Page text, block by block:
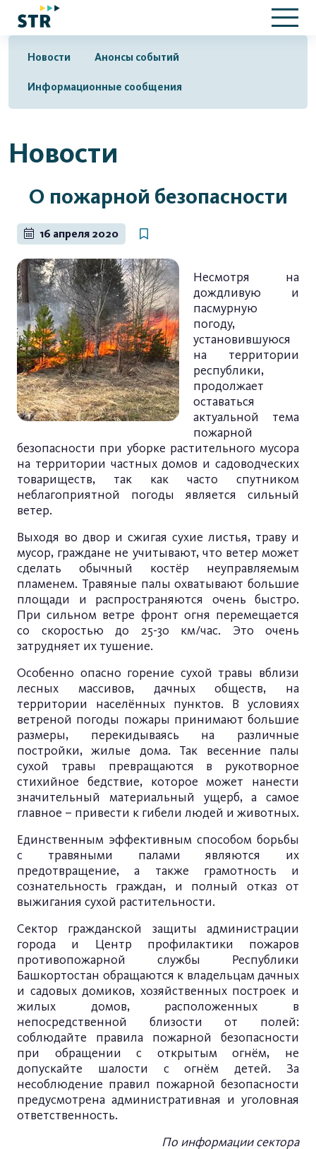
Новости Анонсы событий
Информационные сообщения
Новости
О пожарной безопасности
16 апреля 2020
Несмотря на
дождливую и
пасмурную
погоду,
установившуюся
на территории
республики,
продолжает
оставаться
актуальной тема
пожарной
безопасности при уборке растительного мусора
на территории частных домов и садоводческих
товариществ, так как часто спутником
неблагоприятной погоды является сильный
ветер.
Выходя во двор и сжигая сухие листья, траву и
мусор, граждане не учитывают, что ветер может
сделать обычный костёр неуправляемым
пламенем. Травяные палы охватывают большие
площади и распространяются очень быстро.
При сильном ветре фронт огня перемещается
со скоростью до 25-30 км/час. Это очень
затрудняет их тушение.
Особенно опасно горение сухой травы вблизи
лесных массивов, дачных обществ, на
территории населённых пунктов. В условиях
ветреной погоды пожары принимают большие
размеры, перекидываясь на различные
постройки, жилые дома. Так весенние палы
сухой травы превращаются в рукотворное
стихийное бедствие, которое может нанести
значительный материальный ущерб, а самое
главное – привести к гибели людей и животных.
Единственным эффективным способом борьбы
с травяными палами являются их
предотвращение, а также грамотность и
сознательность граждан, и полный отказ от
выжигания сухой растительности.
Сектор гражданской защиты администрации
города и Центр профилактики пожаров
противопожарной службы Республики
Башкортостан обращаются к владельцам дачных
и садовых домиков, хозяйственных построек и
жилых домов, расположенных в
непосредственной близости от полей:
соблюдайте правила пожарной безопасности
при обращении с открытым огнём, не
допускайте шалости с огнём детей. За
несоблюдение правил пожарной безопасности
предусмотрена административная и уголовная
ответственность.
По информации сектора